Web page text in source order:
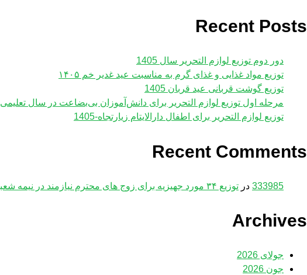
Recent Posts
دور دوم توزیع لوازم التحریر سال 1405
توزیع مواد غذایی و غذای گرم به مناسبت عید غدیر خم ۱۴۰۵
توزیع گوشت قربانی عید قربان 1405
مرحله اول توزیع لوازم ‌التحریر برای دانش‌آموزان بی‌بضاعت در سال تعلیمی ۱۴۰۵
توزیع لوازم التحریر برای اطفال دارالایتام زیارتجاه-1405
Recent Comments
333985 در توزیع ۳۴ مورد جهیزیه برای زوج های محترم نیازمند در نیمه شعبان
Archives
جولای 2026
جون 2026